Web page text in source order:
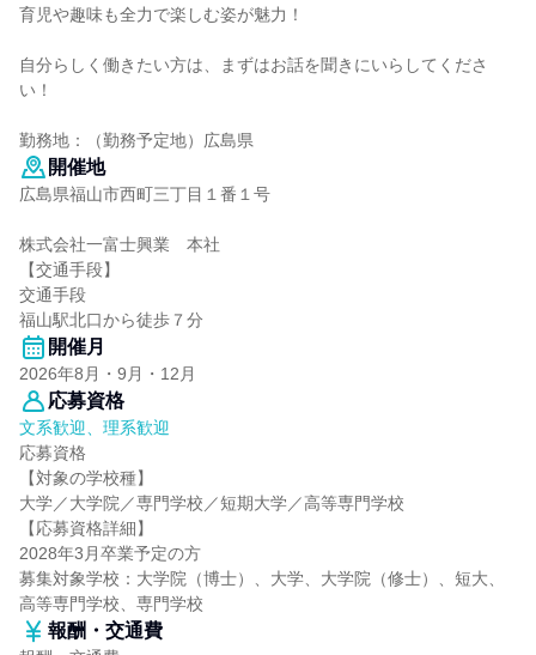
育児や趣味も全力で楽しむ姿が魅力！
自分らしく働きたい方は、まずはお話を聞きにいらしてくださ
い！
勤務地：（勤務予定地）広島県
開催地
広島県福山市西町三丁目１番１号
株式会社一富士興業 本社
【交通手段】
交通手段
福山駅北口から徒歩７分
開催月
2026年8月・9月・12月
応募資格
文系歓迎、理系歓迎
応募資格
【対象の学校種】
大学／大学院／専門学校／短期大学／高等専門学校
【応募資格詳細】
2028年3月卒業予定の方
募集対象学校：大学院（博士）、大学、大学院（修士）、短大、
高等専門学校、専門学校
報酬・交通費